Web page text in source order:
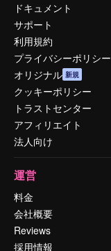
ドキュメント
サポート
利用規約
プライバシーポリシー
オリジナル 新規
クッキーポリシー
トラストセンター
アフィリエイト
法人向け
運営
料金
会社概要
Reviews
採用情報